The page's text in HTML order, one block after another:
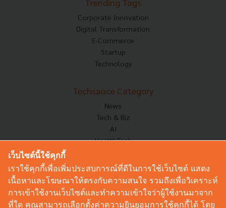
Corporate Innovation
Digital Transformation
E-Commerce
Startup
Technology
Techsauce Category
News
Tech & Biz
AI
HealthTech
Corp Innov
Saucy Thoughts
Based On
Sustainable
เว็บไซต์นี้ใช้คุกกี้
เราใช้คุกกี้เพื่อเพิ่มประสบการณ์ที่ดีในการใช้เว็บไซต์ แสดง
เนื้อหาและโฆษณาให้ตรงกับความสนใจ รวมถึงเพื่อวิเคราะห์
การเข้าใช้งานเว็บไซต์และทำความเข้าใจว่าผู้ใช้งานมาจาก
ที่ใด คุณสามารถเลือกตั้งค่าความยินยอมการใช้คุกกี้ได้ โดย